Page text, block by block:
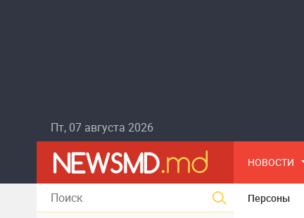
Пт, 07 августа 2026
НОВОСТИ
Персоны